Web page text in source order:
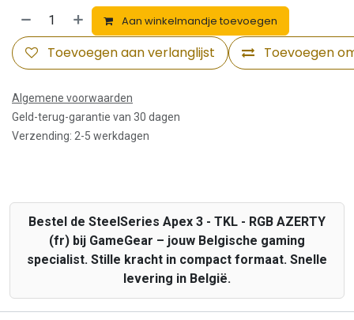
Aan winkelmandje toevoegen
Toevoegen
Toevoegen aan verlanglijst
Algemene voorwaarden
Geld-terug-garantie van 30 dagen
Verzending: 2-5 werkdagen
Bestel de SteelSeries Apex 3 - TKL - RGB AZERTY
(fr) bij GameGear – jouw Belgische gaming
specialist. Stille kracht in compact formaat. Snelle
levering in België.